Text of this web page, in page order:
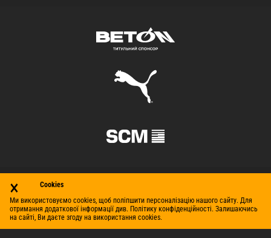
×
Cookies
Ми використовуємо cookies, щоб поліпшити персоналізацію нашого сайту. Для
отримання додаткової інформації див. Політику конфіденційності. Залишаючись
на сайті, Ви даєте згоду на використання cookies.